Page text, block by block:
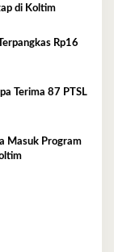
di Koltim
Rp16
Terima 87 PTSL
Masuk Program